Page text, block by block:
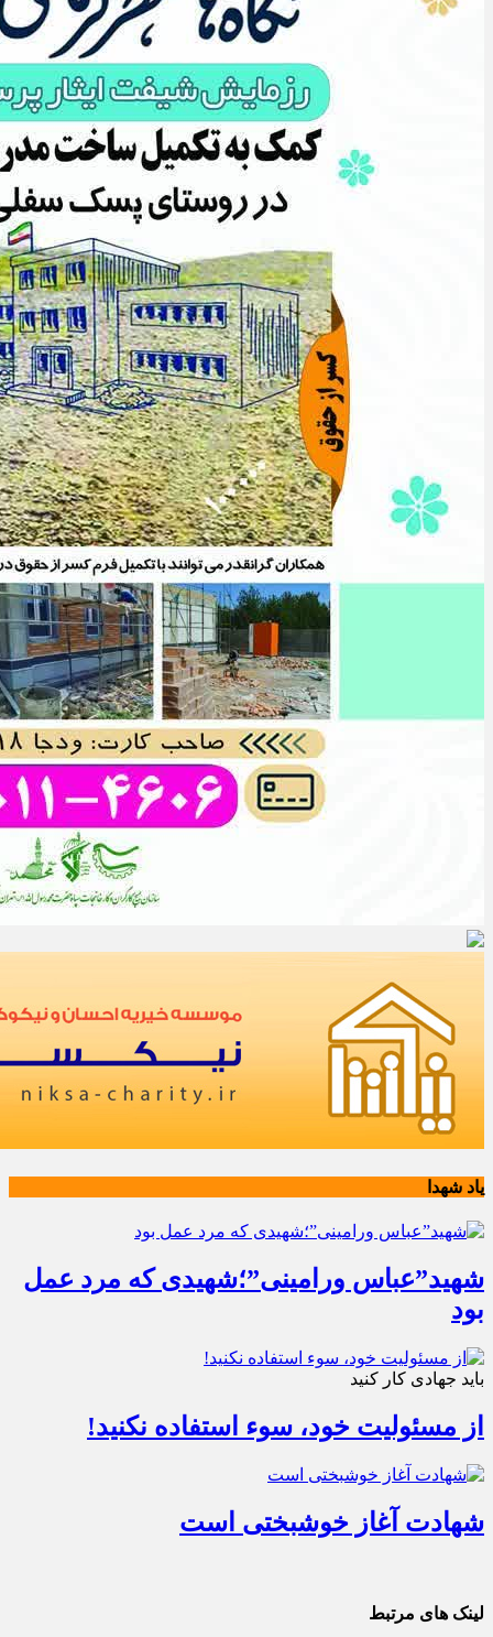
یاد شهدا
شهید”عباس ورامینی”؛شهیدی که مرد عمل
بود
باید جهادی کار کنید
از مسئولیت خود، سوء استفاده نکنید!
شهادت آغاز خوشبختی است
لینک های مرتبط